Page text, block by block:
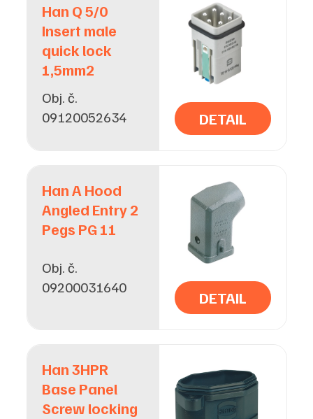
Han Q 5/0
Insert male
quick lock
1,5mm2
Obj. č.
09120052634
DETAIL
Han A Hood
Angled Entry 2
Pegs PG 11
Obj. č.
09200031640
DETAIL
Han 3HPR
Base Panel
Screw locking